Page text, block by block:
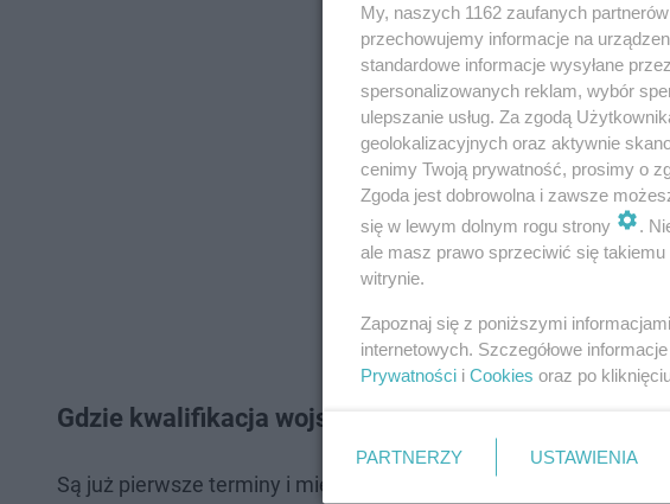
Gdzie kwalifikacja wojskowa w Poznaniu i powiecie
Są już pierwsze terminy i miejsca, w których odbędzie się
My, naszych 1162 zaufanych
przechowujemy informacje na
standardowe informacje wysyłane
spersonalizowanych reklam, wybór
ulepszanie usług. Za zgodą
geolokalizacyjnych oraz aktywnie
cenimy Twoją prywatność, prosimy o
Zgoda jest dobrowolna i zawsze
się w lewym dolnym rogu strony
.
ale masz prawo sprzeciwić się
witrynie.
Zapoznaj się z poniższymi
internetowych. Szczegółowe
Prywatności i Cookies oraz po
PARTNERZY USTAWIENIA